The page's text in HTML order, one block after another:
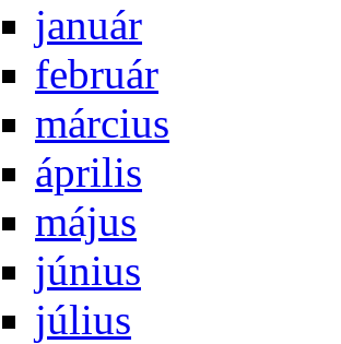
ja­nu­ár
feb­ru­ár
már­ci­us
áp­ri­lis
má­jus
jú­ni­us
jú­li­us